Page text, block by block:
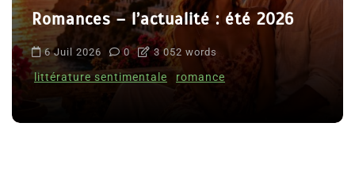
Romances – l’actualité : été 2026
6 Juil 2026 0 3 052 words
littérature sentimentale romance